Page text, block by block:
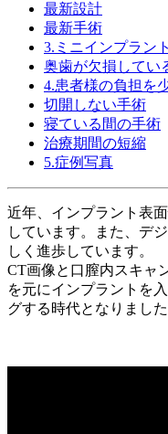
最新設計
最新手術
3.ミニインプラント
奥歯が欠損してい
4.患者様の負担を
切開しない手術
寝ている間の手術
治療期間の短縮
5.症例写真
近年、インプラント表
しています。また、デ
しく進歩しています。
CT画像と口膣内スキャ
を元にインプラントを
グする時代となりました